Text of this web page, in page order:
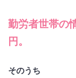
勤労者世帯の
円。
そのうち